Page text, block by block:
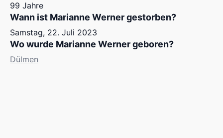
99 Jahre
Wann ist Marianne Werner gestorben?
Samstag, 22. Juli 2023
Wo wurde Marianne Werner geboren?
Dülmen